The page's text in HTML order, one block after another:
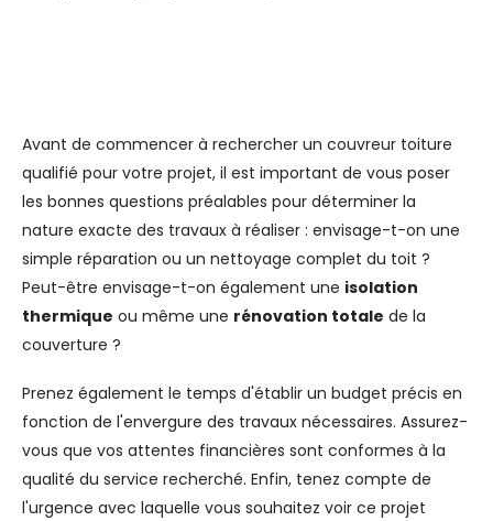
Avant de commencer à rechercher un couvreur toiture
qualifié pour votre projet, il est important de vous poser
les bonnes questions préalables pour déterminer la
nature exacte des travaux à réaliser : envisage-t-on une
simple réparation ou un nettoyage complet du toit ?
Peut-être envisage-t-on également une isolation
thermique ou même une rénovation totale de la
couverture ?
Prenez également le temps d'établir un budget précis en
fonction de l'envergure des travaux nécessaires. Assurez-
vous que vos attentes financières sont conformes à la
qualité du service recherché. Enfin, tenez compte de
l'urgence avec laquelle vous souhaitez voir ce projet